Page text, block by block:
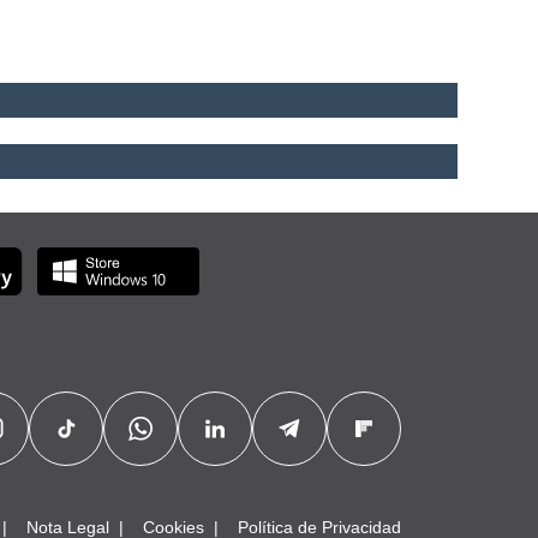
Nota Legal Cookies Política de Privacidad